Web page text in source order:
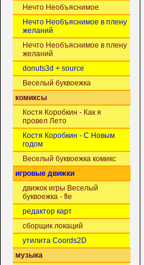
Нечто Необъяснимое
Нечто Необъяснимое в плену
желаний
Нечто Необъяснимое в плену
желаний
donuts3d + source
Веселый буквоежка
комиксы
Костя Коробкин - Как я
провел Лето
Костя Коробкин - С Новым
годом
Веселый буквоежка комикс
игровые движки
движок игры Веселый
буквоежка - fle
редактор карт
сборщик локаций
утилита Coords2D
музыка